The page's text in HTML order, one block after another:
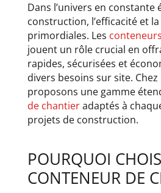
Dans l’univers en constante
construction, l’efficacité et
primordiales. Les
jouent un rôle crucial en
rapides, sécurisées et
divers besoins sur site. Chez
proposons une gamme
de chantieradaptés à
projets de construction.
​POURQUOI
CONTENEUR DE